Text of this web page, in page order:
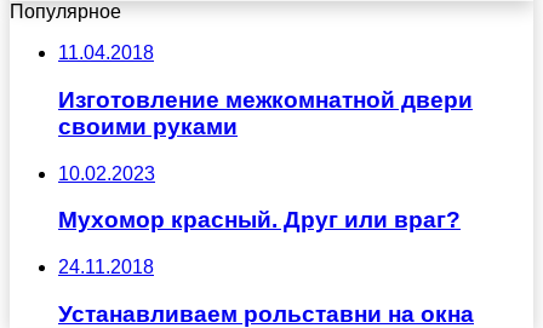
Популярное
11.04.2018
Изготовление межкомнатной двери
своими руками
10.02.2023
Мухомор красный. Друг или враг?
24.11.2018
Устанавливаем рольставни на окна